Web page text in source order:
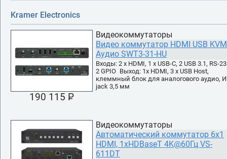
Kramer Electronics
190 115 PУБ.
Видеокоммутаторы
Видео коммутатор HDMI USB KVM
Аудио SWT3-31-HU
Входы: 2 х HDMI, 1 х USB-C, 2 USB 3.1, RS-
2 GPIO Выход: 1х HDMI, 3 х USB Host,
клеммный блок для аналогового аудио,
jack 3,5 мм
Видеокоммутаторы
Автоматический коммутатор 6х1
HDMI, 1хHDBaseT 4K@60Гц VS-
611DT